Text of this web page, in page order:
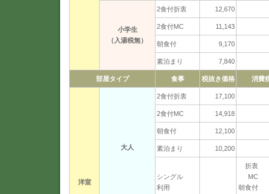
小学生
（入湯税無）
2食付折衷 12,670
2食付MC 11,143
朝食付 9,170
素泊まり 7,840
部屋タイプ 食事 税抜き価格 消費
洋室
大人
2食付折衷 17,100
2食付MC 14,918
朝食付 12,100
素泊まり 10,200
シングル
利用
折衷
MC
朝食付